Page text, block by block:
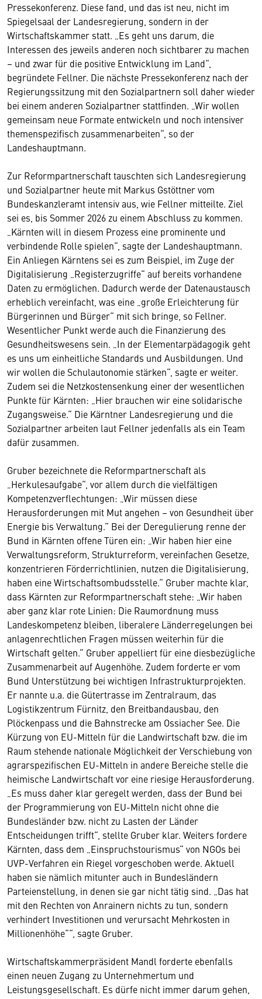
Pressekonferenz. Diese fand, und das ist neu, nicht im
Spiegelsaal der Landesregierung, sondern in der
Wirtschaftskammer statt. „Es geht uns darum, die
Interessen des jeweils anderen noch sichtbarer zu machen
– und zwar für die positive Entwicklung im Land“,
begründete Fellner. Die nächste Pressekonferenz nach der
Regierungssitzung mit den Sozialpartnern soll daher wieder
bei einem anderen Sozialpartner stattfinden. „Wir wollen
gemeinsam neue Formate entwickeln und noch intensiver
themenspezifisch zusammenarbeiten“, so der
Landeshauptmann.
Zur Reformpartnerschaft tauschten sich Landesregierung
und Sozialpartner heute mit Markus Gstöttner vom
Bundeskanzleramt intensiv aus, wie Fellner mitteilte. Ziel
sei es, bis Sommer 2026 zu einem Abschluss zu kommen.
„Kärnten will in diesem Prozess eine prominente und
verbindende Rolle spielen“, sagte der Landeshauptmann.
Ein Anliegen Kärntens sei es zum Beispiel, im Zuge der
Digitalisierung „Registerzugriffe“ auf bereits vorhandene
Daten zu ermöglichen. Dadurch werde der Datenaustausch
erheblich vereinfacht, was eine „große Erleichterung für
Bürgerinnen und Bürger“ mit sich bringe, so Fellner.
Wesentlicher Punkt werde auch die Finanzierung des
Gesundheitswesens sein. „In der Elementarpädagogik geht
es uns um einheitliche Standards und Ausbildungen. Und
wir wollen die Schulautonomie stärken“, sagte er weiter.
Zudem sei die Netzkostensenkung einer der wesentlichen
Punkte für Kärnten: „Hier brauchen wir eine solidarische
Zugangsweise.“ Die Kärntner Landesregierung und die
Sozialpartner arbeiten laut Fellner jedenfalls als ein Team
dafür zusammen.
Gruber bezeichnete die Reformpartnerschaft als
„Herkulesaufgabe“, vor allem durch die vielfältigen
Kompetenzverflechtungen: „Wir müssen diese
Herausforderungen mit Mut angehen – von Gesundheit über
Energie bis Verwaltung.“ Bei der Deregulierung renne der
Bund in Kärnten offene Türen ein: „Wir haben hier eine
Verwaltungsreform, Strukturreform, vereinfachen Gesetze,
konzentrieren Förderrichtlinien, nutzen die Digitalisierung,
haben eine Wirtschaftsombudsstelle.“ Gruber machte klar,
dass Kärnten zur Reformpartnerschaft stehe: „Wir haben
aber ganz klar rote Linien: Die Raumordnung muss
Landeskompetenz bleiben, liberalere Länderregelungen bei
anlagenrechtlichen Fragen müssen weiterhin für die
Wirtschaft gelten.“ Gruber appelliert für eine diesbezügliche
Zusammenarbeit auf Augenhöhe. Zudem forderte er vom
Bund Unterstützung bei wichtigen Infrastrukturprojekten.
Er nannte u.a. die Gütertrasse im Zentralraum, das
Logistikzentrum Fürnitz, den Breitbandausbau, den
Plöckenpass und die Bahnstrecke am Ossiacher See. Die
Kürzung von EU-Mitteln für die Landwirtschaft bzw. die im
Raum stehende nationale Möglichkeit der Verschiebung von
agrarspezifischen EU-Mitteln in andere Bereiche stelle die
heimische Landwirtschaft vor eine riesige Herausforderung.
„Es muss daher klar geregelt werden, dass der Bund bei
der Programmierung von EU-Mitteln nicht ohne die
Bundesländer bzw. nicht zu Lasten der Länder
Entscheidungen trifft“, stellte Gruber klar. Weiters fordere
Kärnten, dass dem „Einspruchstourismus“ von NGOs bei
UVP-Verfahren ein Riegel vorgeschoben werde. Aktuell
haben sie nämlich mitunter auch in Bundesländern
Parteienstellung, in denen sie gar nicht tätig sind. „Das hat
mit den Rechten von Anrainern nichts zu tun, sondern
verhindert Investitionen und verursacht Mehrkosten in
Millionenhöhe““, sagte Gruber.
Wirtschaftskammerpräsident Mandl forderte ebenfalls
einen neuen Zugang zu Unternehmertum und
Leistungsgesellschaft. Es dürfe nicht immer darum gehen,